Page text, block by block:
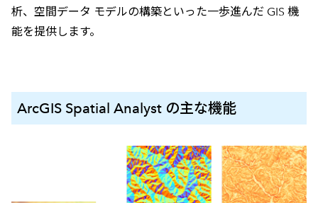
析、空間データ モデルの構築といった一歩進んだ GIS 機
能を提供します。
ArcGIS Spatial Analyst の主な機能